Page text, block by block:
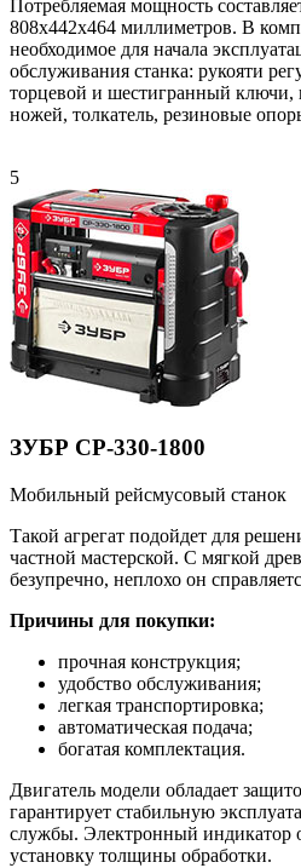
Потребляемая мощность
808х442х464 миллиметров. В
необходимое для начала
обслуживания станка: рукояти
торцевой и шестигранный ключи,
ножей, толкатель, резиновые
5
ЗУБР СР-330-1800
Мобильный рейсмусовый станок
Такой агрегат подойдет для
частной мастерской. С мягкой
безупречно, неплохо он
Причины для покупки:
прочная конструкция;
удобство обслуживания;
легкая транспортировка;
автоматическая подача;
богатая комплектация.
Двигатель модели обладает
гарантирует стабильную
службы. Электронный индикатор
установку толщины обработки.